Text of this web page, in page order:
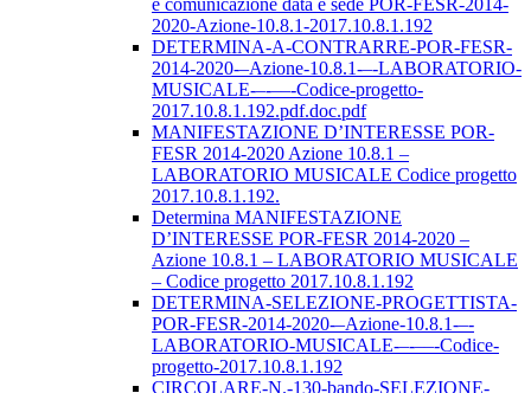
e comunicazione data e sede POR-FESR-2014-
2020-Azione-10.8.1-2017.10.8.1.192
DETERMINA-A-CONTRARRE-POR-FESR-
2014-2020-–Azione-10.8.1-–-LABORATORIO-
MUSICALE-–-––-Codice-progetto-
2017.10.8.1.192.pdf.doc.pdf
MANIFESTAZIONE D’INTERESSE POR-
FESR 2014-2020 Azione 10.8.1 –
LABORATORIO MUSICALE Codice progetto
2017.10.8.1.192.
Determina MANIFESTAZIONE
D’INTERESSE POR-FESR 2014-2020 –
Azione 10.8.1 – LABORATORIO MUSICALE
– Codice progetto 2017.10.8.1.192
DETERMINA-SELEZIONE-PROGETTISTA-
POR-FESR-2014-2020-–Azione-10.8.1-–-
LABORATORIO-MUSICALE-–-––-Codice-
progetto-2017.10.8.1.192
CIRCOLARE-N.-130-bando-SELEZIONE-